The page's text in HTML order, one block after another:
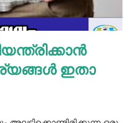
ശേഷം അതിൽ തയാ...
ഇതാ